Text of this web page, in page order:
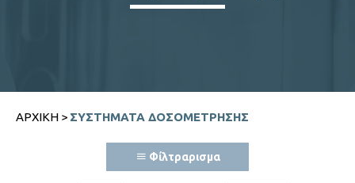
ΑΡΧΙΚΉ > ΣΥΣΤΉΜΑΤΑ ΔΟΣΟΜΈΤΡΗΣΗΣ
Φίλτραρισμα